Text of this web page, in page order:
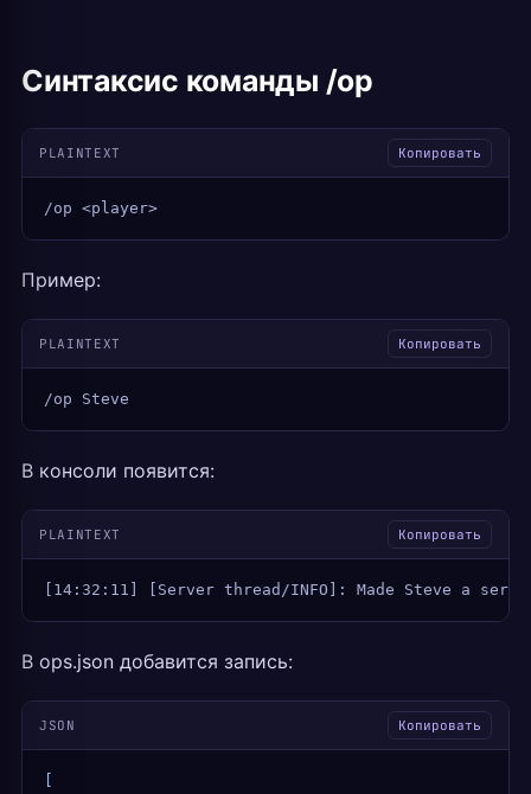
Синтаксис команды /op
PLAINTEXT Копировать
/op <player>
Пример:
PLAINTEXT Копировать
/op Steve
В консоли появится:
PLAINTEXT Копировать
[14:32:11] [Server thread/INFO]: Made Steve a
В ops.json добавится запись:
JSON Копировать